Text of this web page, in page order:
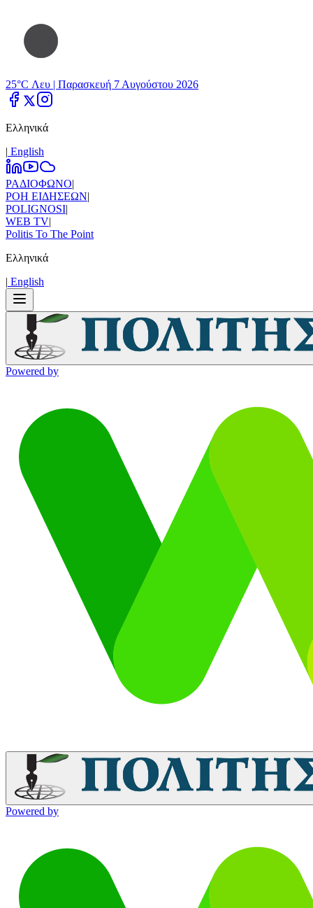
25°C Λευ | Παρασκευή 7 Αυγούστου 2026
Ελληνικά
| Εnglish
ΡΑΔΙΟΦΩΝΟ|
ΡΟΗ ΕΙΔΗΣΕΩΝ|
POLIGNOSI|
WEB TV|
Politis To The Point
Ελληνικά
| Εnglish
Powered by
Powered by